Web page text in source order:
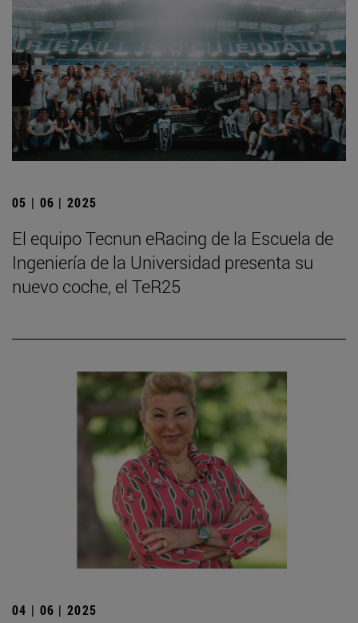
05 | 06 | 2025
El equipo Tecnun eRacing de la Escuela de
Ingeniería de la Universidad presenta su
nuevo coche, el TeR25
04 | 06 | 2025